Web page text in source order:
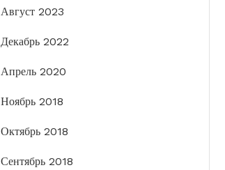
Август 2023
Декабрь 2022
Апрель 2020
Ноябрь 2018
Октябрь 2018
Сентябрь 2018